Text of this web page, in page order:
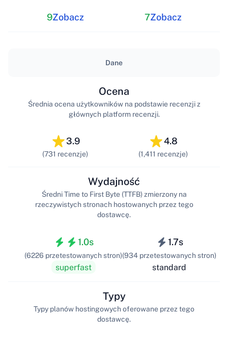
9Zobacz 7Zobacz
Dane
3.9
(731 recenzje)
Ocena
Średnia ocena użytkowników na podstawie recenzji z
głównych platform recenzji.
4.8
(1,411 recenzje)
1.0s
(6226 przetestowanych stron)
superfast
Wydajność
Średni Time to First Byte (TTFB) zmierzony na
rzeczywistych stronach hostowanych przez tego
dostawcę.
1.7s
(934 przetestowanych stron)
standard
Typy
Typy planów hostingowych oferowane przez tego
dostawcę.